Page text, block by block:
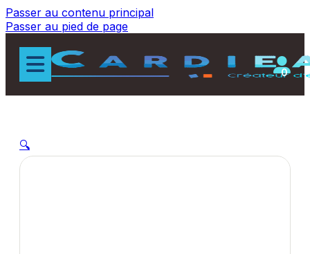
Passer au contenu principal
Passer au pied de page
0
🔍